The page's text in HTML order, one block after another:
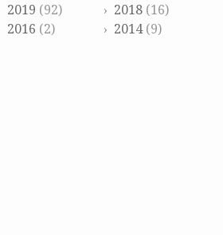
2019 (92) 2018(16)
2016 (2) 2014(9)